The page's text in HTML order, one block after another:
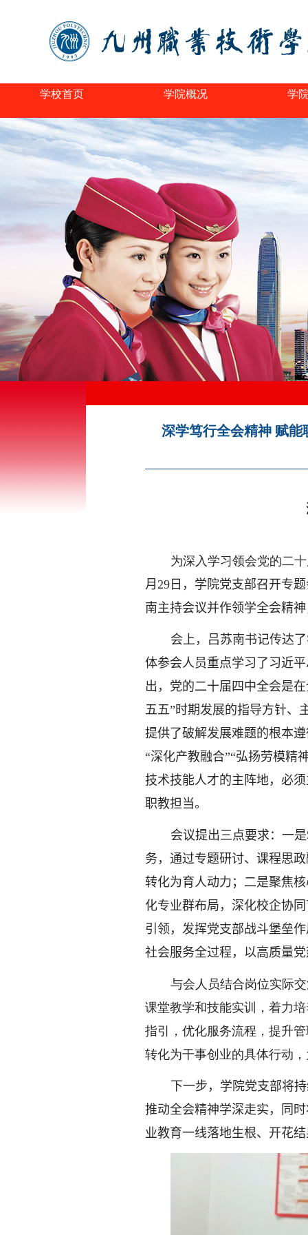
学校首页 学院概况 学
深学笃行全会精神 赋
为深入学习领会党的二
月 29日， 学院党支部召开专
南主持会议并作领学全会精神
会上， 吕苏南书记传达
体参会人员重点学习了习近
出，党的二十届四中全会是
五五”时期发展的指导方针、
提供了破解发展难题的根本
“深化产教融合”“弘扬劳模精
技术技能人才的主阵地，必
职教担当。
会议提出三点要求：一
务，通过专题研讨、课程思
转化为育人动力；二是聚焦
化专业群布局，深化校企协
引领，发挥党支部战斗堡垒
社会服务全过程，以高质量
与会人员结合岗位实际
课堂教学和技能实训，着力
指引，优化服务流程，提升
转化为干事创业的具体行动
下一步，学院党支部将
推动全会精神学深走实，同
业教育一线落地生根、开花